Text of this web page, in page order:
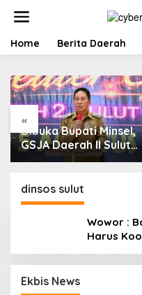
t
Home Berita Daerah
«
Dibuka Bupati Minsel,
GSJA Daerah II Sulut
dan Gorontalo Sukses
Amurang
dinsos sulut
Wowor :
Harus
Ekbis News